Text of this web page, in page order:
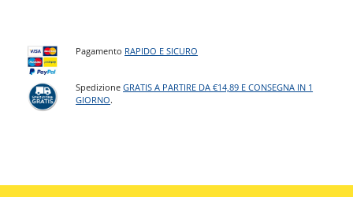
Pagamento RAPIDO E SICURO
SpedizioneGRATIS A PARTIRE DA €14,89 E CONSEGNA IN 1
GIORNO.